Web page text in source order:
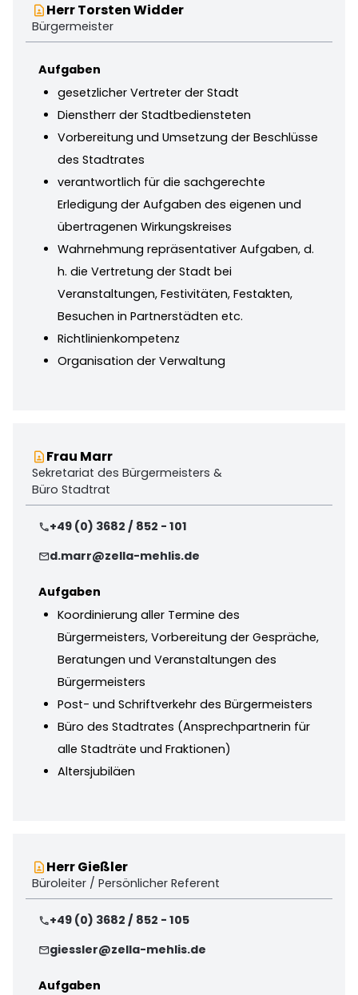
contact_page Herr Torsten Widder
Bürgermeister
Aufgaben
gesetzlicher Vertreter der Stadt
Dienstherr der Stadtbediensteten
Vorbereitung und Umsetzung der Beschlüsse
des Stadtrates
verantwortlich für die sachgerechte
Erledigung der Aufgaben des eigenen und
übertragenen Wirkungskreises
Wahrnehmung repräsentativer Aufgaben, d.
h. die Vertretung der Stadt bei
Veranstaltungen, Festivitäten, Festakten,
Besuchen in Partnerstädten etc.
Richtlinienkompetenz
Organisation der Verwaltung
contact_page Frau Marr
Sekretariat des Bürgermeisters &
Büro Stadtrat
phone+49 (0) 3682 / 852 - 101
maild.marr@zella-mehlis.de
Aufgaben
Koordinierung aller Termine des
Bürgermeisters, Vorbereitung der Gespräche,
Beratungen und Veranstaltungen des
Bürgermeisters
Post- und Schriftverkehr des Bürgermeisters
Büro des Stadtrates (Ansprechpartnerin für
alle Stadträte und Fraktionen)
Altersjubiläen
contact_page Herr Gießler
Büroleiter / Persönlicher Referent
phone+49 (0) 3682 / 852 - 105
mailgiessler@zella-mehlis.de
Aufgaben